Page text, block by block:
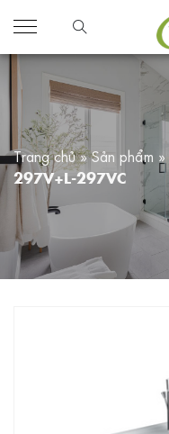
Trang chủ»Sản phẩm »
297V+L-297VC